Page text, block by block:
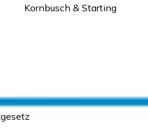
Kornbusch & Starting